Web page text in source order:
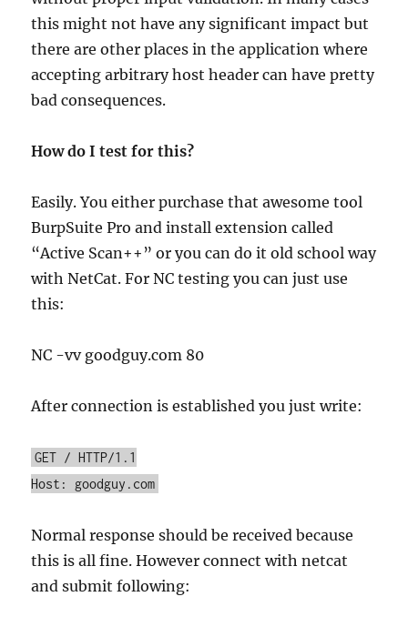
this might not have any significant impact but
there are other places in the application where
accepting arbitrary host header can have pretty
bad consequences.
How do I test for this?
Easily. You either purchase that awesome tool
BurpSuite Pro and install extension called
“Active Scan++” or you can do it old school way
with NetCat. For NC testing you can just use
this:
NC -vv goodguy.com 80
After connection is established you just write:
GET / HTTP/1.1
Host: goodguy.com
Normal response should be received because
this is all fine. However connect with netcat
and submit following: